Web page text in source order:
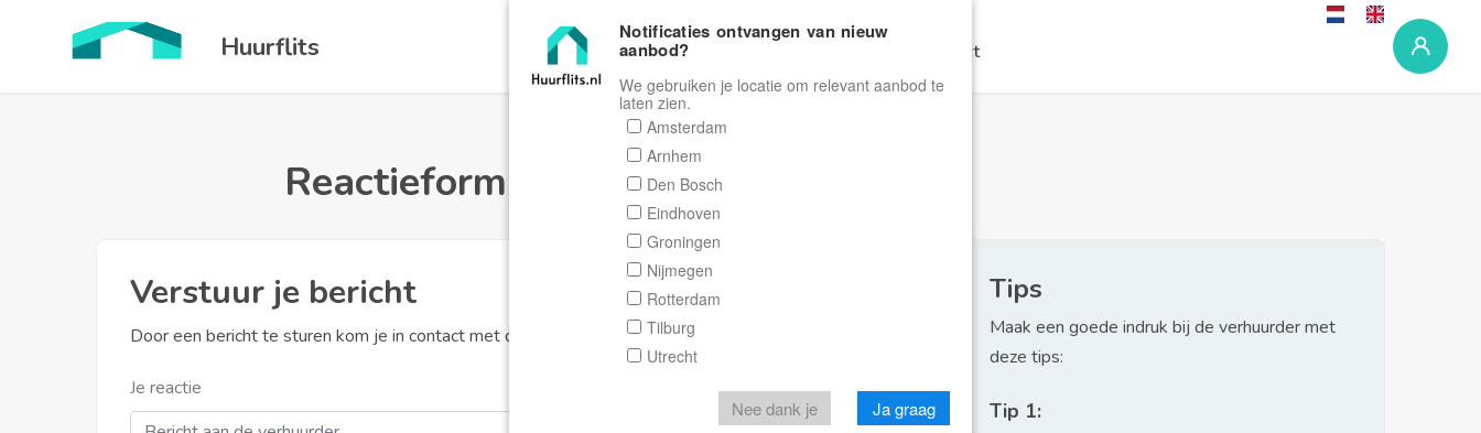
Huurflits Home Zoeken Contact
Reactieformulier Huurflits
Verstuur je bericht
Door een bericht te sturen kom je in contact met de aanbieder of makelaar van de woning.
Je reactie
Tips
Maak een goede indruk bij de verhuurder met
deze tips:
Tip 1:
Notificaties ontvangen van nieuw
aanbod?
We gebruiken je locatie om relevant aanbod te
laten zien.
Amsterdam
Arnhem
Den Bosch
Eindhoven
Groningen
Nijmegen
Rotterdam
Tilburg
Utrecht
Nee dank je Ja graag